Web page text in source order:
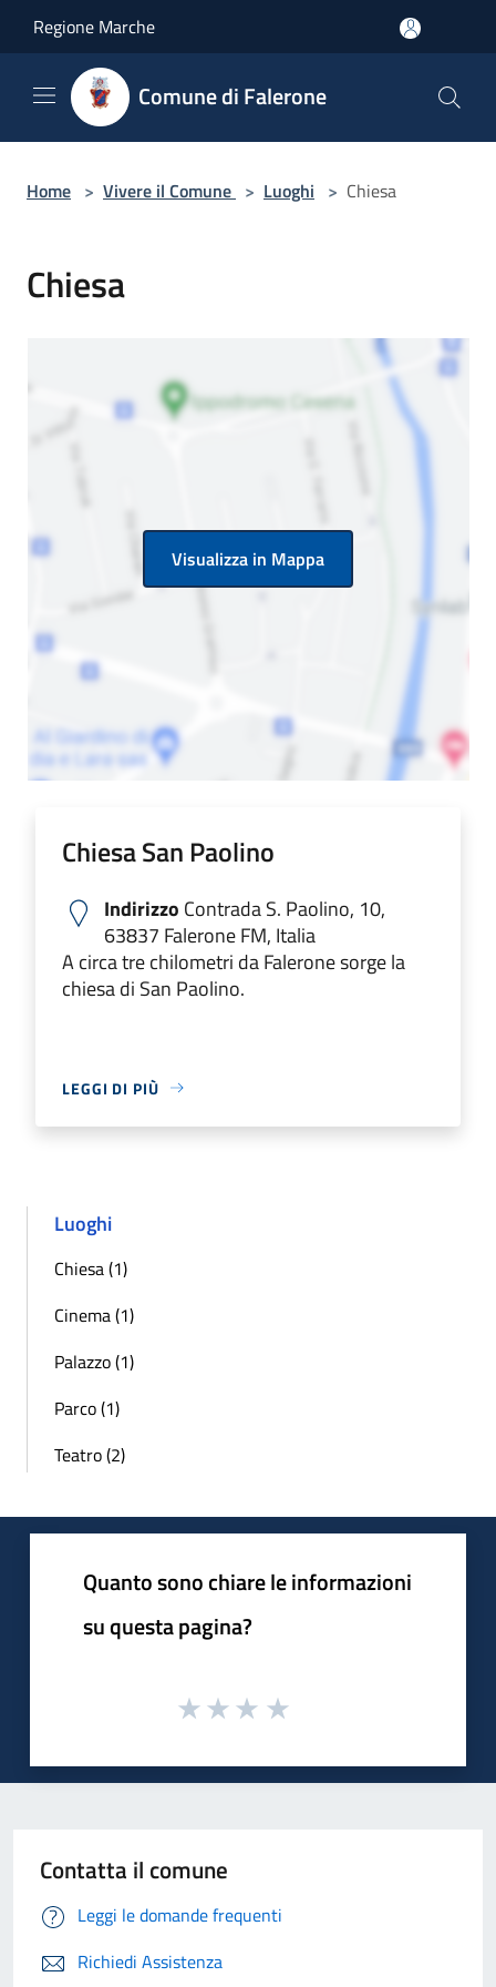
Regione Marche
Comune di Falerone
Home > Vivere il Comune > Luoghi > Chiesa
Chiesa
Visualizza in Mappa
Chiesa San Paolino
Indirizzo Contrada S. Paolino, 10,
63837 Falerone FM, Italia
A circa tre chilometri da Falerone sorge la
chiesa di San Paolino.
LEGGI DI PIÙ
Luoghi
Chiesa (1)
Cinema (1)
Palazzo (1)
Parco (1)
Teatro (2)
Quanto sono chiare le informazioni
su questa pagina?
Contatta il comune
Leggi le domande frequenti
Richiedi Assistenza